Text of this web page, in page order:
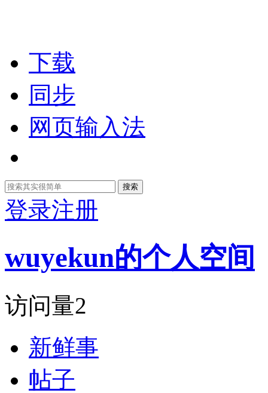
下载
同步
网页输入法
搜索
登录注册
wuyekun的个人空间
访问量2
新鲜事
帖子